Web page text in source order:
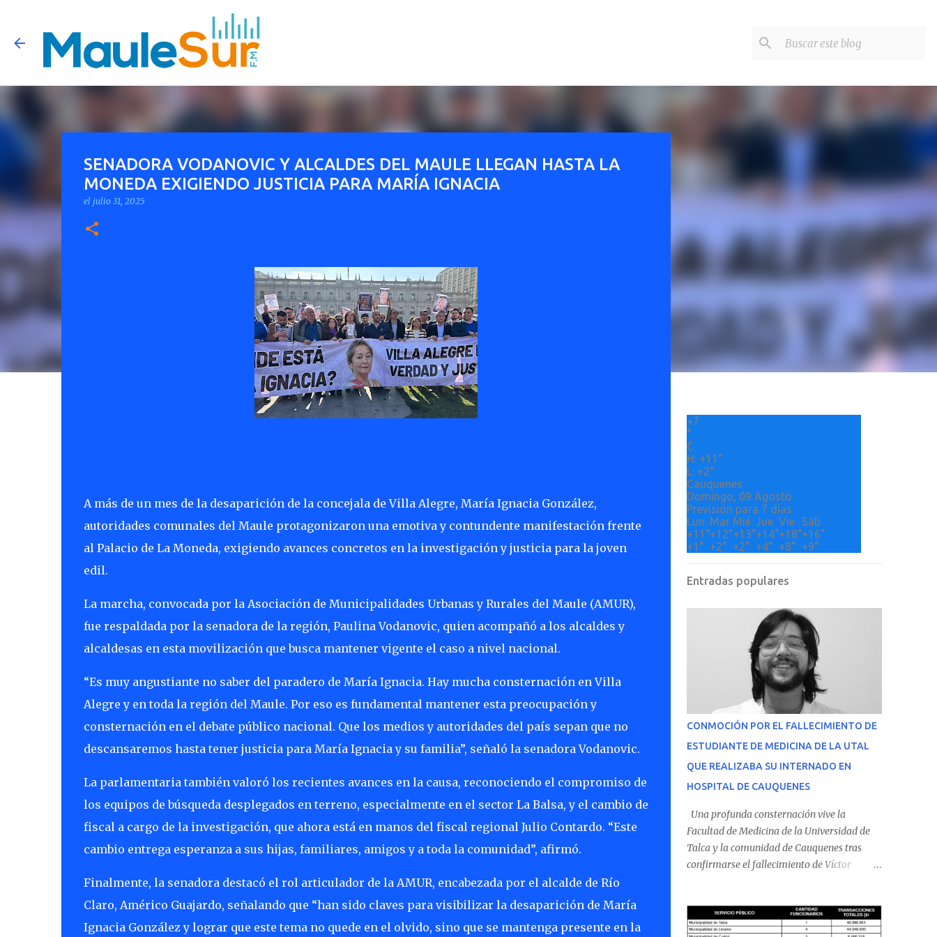
SENADORA VODANOVIC Y ALCALDES DEL MAULE LLEGAN HASTA LA
MONEDA EXIGIENDO JUSTICIA PARA MARÍA IGNACIA
el julio 31, 2025
A más de un mes de la desaparición de la concejala de Villa Alegre, María Ignacia González,
autoridades comunales del Maule protagonizaron una emotiva y contundente manifestación frente
al Palacio de La Moneda, exigiendo avances concretos en la investigación y justicia para la joven
edil.
La marcha, convocada por la Asociación de Municipalidades Urbanas y Rurales del Maule (AMUR),
fue respaldada por la senadora de la región, Paulina Vodanovic, quien acompañó a los alcaldes y
alcaldesas en esta movilización que busca mantener vigente el caso a nivel nacional.
“Es muy angustiante no saber del paradero de María Ignacia. Hay mucha consternación en Villa
Alegre y en toda la región del Maule. Por eso es fundamental mantener esta preocupación y
consternación en el debate público nacional. Que los medios y autoridades del país sepan que no
descansaremos hasta tener justicia para María Ignacia y su familia”, señaló la senadora Vodanovic.
La parlamentaria también valoró los recientes avances en la causa, reconociendo el compromiso de
los equipos de búsqueda desplegados en terreno, especialmente en el sector La Balsa, y el cambio de
fiscal a cargo de la investigación, que ahora está en manos del fiscal regional Julio Contardo. “Este
cambio entrega esperanza a sus hijas, familiares, amigos y a toda la comunidad”, afirmó.
Finalmente, la senadora destacó el rol articulador de la AMUR, encabezada por el alcalde de Río
Claro, Américo Guajardo, señalando que “han sido claves para visibilizar la desaparición de María
Ignacia González y lograr que este tema no quede en el olvido, sino que se mantenga presente en la
+7
°
C
H: +11°
L: +2°
Cauquenes
Domingo, 09 Agosto
Previsión para 7 días
Lun Mar Mié Jue Vie
Sáb
+11°+12°+13°+14°+18°+16°
+1° +2° +2° +4° +8° +9°
Entradas populares
CONMOCIÓN POR EL FALLECIMIENTO DE
ESTUDIANTE DE MEDICINA DE LA UTAL
QUE REALIZABA SU INTERNADO EN
HOSPITAL DE CAUQUENES
Una profunda consternación vive la
Facultad de Medicina de la Universidad de
Talca y la comunidad de Cauquenes tras
confirmarse el fallecimiento de Víctor
Cauquenes. De acuerdo con los antecedentes
conocidos, el joven se presentó a cumplir su